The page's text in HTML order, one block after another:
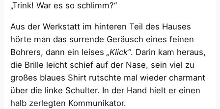
„Trink! War es so schlimm?“
Aus der Werkstatt im hinteren Teil des Hauses
hörte man das surrende Geräusch eines feinen
Bohrers, dann ein leises„Klick“. Darin kam heraus,
die Brille leicht schief auf der Nase, sein viel zu
großes blaues Shirt rutschte mal wieder charmant
über die linke Schulter. In der Hand hielt er einen
halb zerlegten Kommunikator.